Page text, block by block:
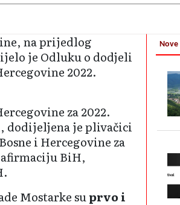
na prijedlog
je Odluku o dodjeli
2022.
za 2022.
, dodijeljena je plivačici
i Hercegovine za
BiH,
Mostarke suprvo i